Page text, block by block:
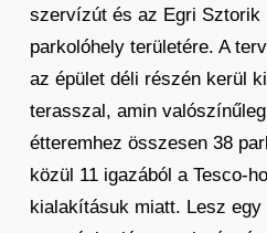
szervízút és az Egri Sztorik
parkolóhely területére. A
az épület déli részén kerül
terasszal, amin
étteremhez összesen 38
közül 11 igazából a Tesco-
kialakításuk miatt. Lesz egy